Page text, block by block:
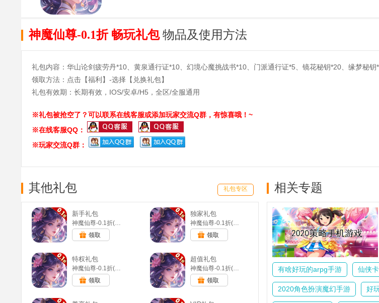
神魔仙尊-0.1折 畅玩礼包物品及使用方法
礼包内容：华山论剑疲劳丹*10、黄泉通行证*10、幻境心魔挑战书*10、门派通行证*5、镜花秘钥*20、缘梦秘钥
领取方法：点击【福利】-选择【兑换礼包】
礼包有效期：长期有效，IOS/安卓/H5，全区/全服通用
※礼包被抢空了？可以联系在线客服或添加玩家交流Q群，有惊喜哦！~
※在线客服QQ：
※玩家交流Q群：
其他礼包 礼包专区
新手礼包
神魔仙尊-0.1折(满v)
领取
独家礼包
神魔仙尊-0.1折(满v)
领取
特权礼包
神魔仙尊-0.1折(满v)
领取
超值礼包
神魔仙尊-0.1折(满v)
领取
相关专题
有啥好玩的arpg手游 仙侠
2020角色扮演魔幻手游 好